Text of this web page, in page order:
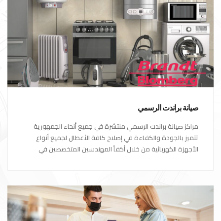
صيانة براندت الرسمي
مراكز صيانة براندت الرسمي منتشرة في جميع أنحاء الجمهورية
تتميز بالجودة والكفاءة في إصلاح كافة الأعطال لجميع أنواع
الأجهزة الكهربائية من خلال أكفأ المهندسين المتخصصين في